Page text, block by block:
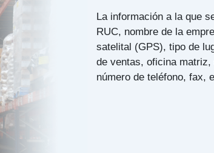
La información a la que
RUC, nombre de la
satelital (GPS), tipo de
de ventas, oficina
número de teléfono, fax,